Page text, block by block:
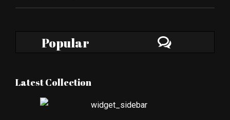
Popular
Latest Collection